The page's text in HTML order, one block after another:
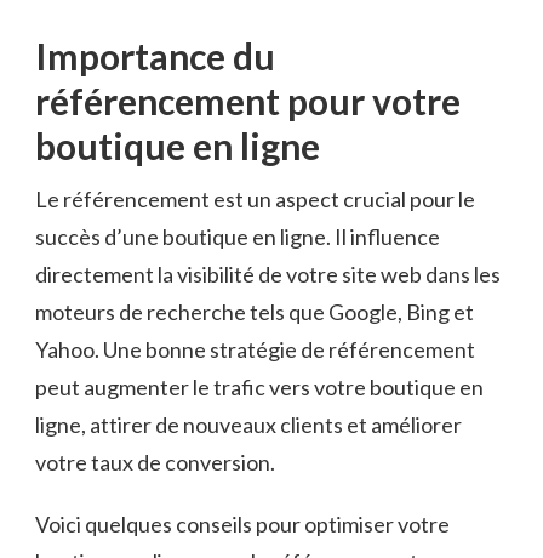
Importance du⁣
référencement pour votre
boutique en ‌ligne
Le référencement ⁤est un aspect crucial ⁢pour‌ le
succès ‍d’une‌ boutique⁤ en ligne. ‌Il influence
directement la visibilité de ⁣votre⁣ site web dans ​les
moteurs‍ de ⁣recherche tels⁤ que Google, ⁢Bing​ et
Yahoo. Une bonne⁣ stratégie de référencement
peut augmenter le trafic vers votre boutique en
‌ligne, attirer de nouveaux​ clients⁤ et améliorer
votre taux de‌ conversion.
Voici quelques conseils pour optimiser votre